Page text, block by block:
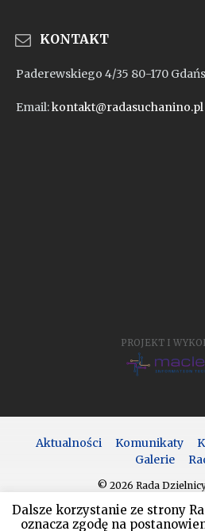
KONTAKT
Paderewskiego 4/35 80-170
Email:kontakt@radasuchanino.pl
PROJEKT I
Aktualności Komunikaty
Galerie
© 2026 Rada
Dalsze korzystanie ze strony
oznacza zgodę na